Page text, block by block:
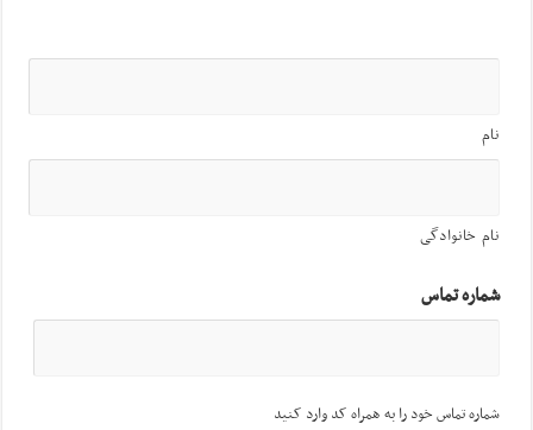
نام
نام خانوادگی
شماره تماس
شماره تماس خود را به همراه کد وارد کنید